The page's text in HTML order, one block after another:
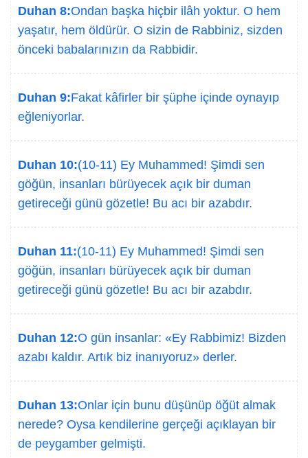
Duhan 8:Ondan başka hiçbir ilâh yoktur. O hem
yaşatır, hem öldürür. O sizin de Rabbiniz, sizden
önceki babalarınızın da Rabbidir.
Duhan 9:Fakat kâfirler bir şüphe içinde oynayıp
eğleniyorlar.
Duhan 10:(10-11) Ey Muhammed! Şimdi sen
göğün, insanları bürüyecek açık bir duman
getireceği günü gözetle! Bu acı bir azabdır.
Duhan 11:(10-11) Ey Muhammed! Şimdi sen
göğün, insanları bürüyecek açık bir duman
getireceği günü gözetle! Bu acı bir azabdır.
Duhan 12:O gün insanlar: «Ey Rabbimiz! Bizden
azabı kaldır. Artık biz inanıyoruz» derler.
Duhan 13:Onlar için bunu düşünüp öğüt almak
nerede? Oysa kendilerine gerçeği açıklayan bir
de peygamber gelmişti.